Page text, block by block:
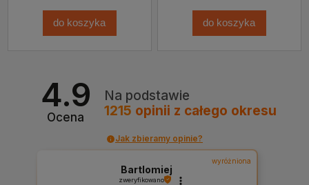
do koszyka do koszyka
4.9
Ocena
Na podstawie
1215 opinii z całego okresu
Jak zbieramy opinie?
wyróżniona
Bartlomiej
zweryfikowano